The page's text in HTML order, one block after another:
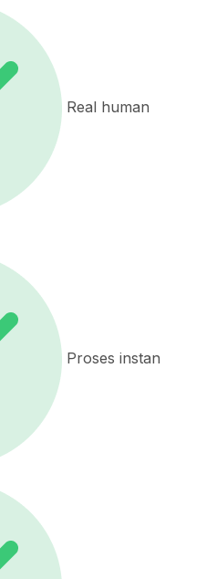
Real human
Proses instan